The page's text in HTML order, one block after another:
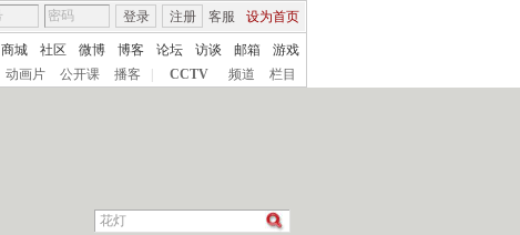
客服 设为首页
登录 注册
商城 社区 微博 博客 论坛 访谈 邮箱
游戏
动画片 公开课 播客 CCTV 频道 栏目